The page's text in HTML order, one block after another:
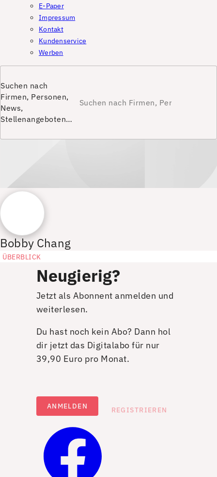
E-Paper
Impressum
Kontakt
Kundenservice
Werben
Suchen nach
Firmen, Personen,
News,
Stellenangeboten…
Bobby Chang
ÜBERBLICK
Neugierig?
Jetzt als Abonnent anmelden und
weiterlesen.
Du hast noch kein Abo? Dann hol
dir jetzt das Digitalabo für nur
39,90 Euro pro Monat.
ANMELDEN REGISTRIEREN